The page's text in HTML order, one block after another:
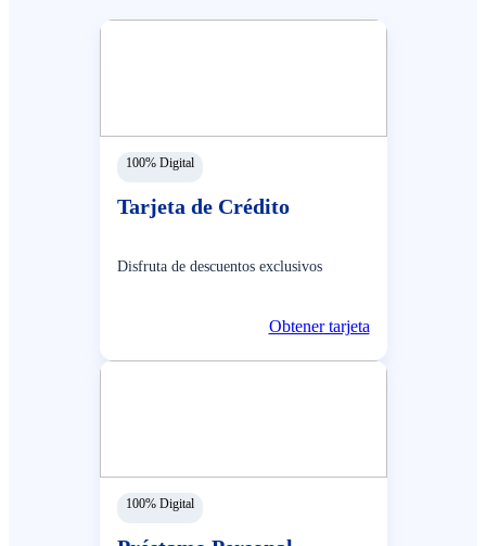
100% Digital
Tarjeta de Crédito
Disfruta de descuentos exclusivos
Obtener tarjeta
100% Digital